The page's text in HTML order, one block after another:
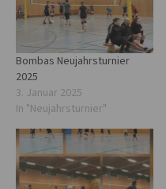
Bombas Neujahrsturnier
2025
3. Januar 2025
In "Neujahrsturnier"